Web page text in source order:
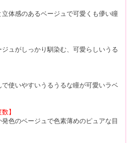
体感のあるベージュで可愛くも儚い瞳
ュがしっかり馴染む、可愛らしいうる
使いやすいうるうるな瞳が可愛いラベ
】
色のベージュで色素薄めのピュアな目